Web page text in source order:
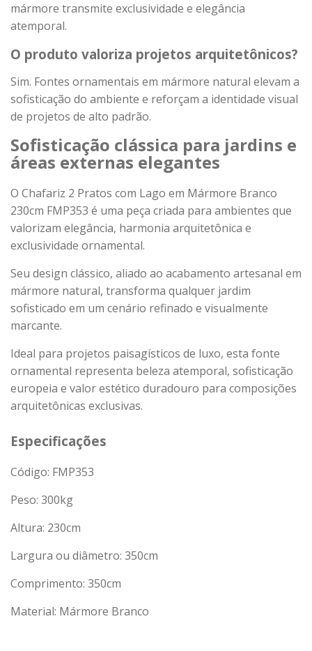
mármore transmite exclusividade e elegância
atemporal.
O produto valoriza projetos arquitetônicos?
Sim. Fontes ornamentais em mármore natural elevam a
sofisticação do ambiente e reforçam a identidade visual
de projetos de alto padrão.
Sofisticação clássica para jardins e
áreas externas elegantes
O Chafariz 2 Pratos com Lago em Mármore Branco
230cm FMP353 é uma peça criada para ambientes que
valorizam elegância, harmonia arquitetônica e
exclusividade ornamental.
Seu design clássico, aliado ao acabamento artesanal em
mármore natural, transforma qualquer jardim
sofisticado em um cenário refinado e visualmente
marcante.
Ideal para projetos paisagísticos de luxo, esta fonte
ornamental representa beleza atemporal, sofisticação
europeia e valor estético duradouro para composições
arquitetônicas exclusivas.
Especificações
Código: FMP353
Peso: 300kg
Altura: 230cm
Largura ou diâmetro: 350cm
Comprimento: 350cm
Material: Mármore Branco